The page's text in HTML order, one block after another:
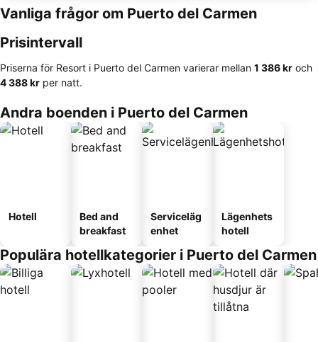
Vanliga frågor om Puerto del Carmen
Prisintervall
Priserna för Resort i Puerto del Carmen varierar mellan ‎1 386 kr och
‎4 388 kr per natt.
Andra boenden i Puerto del Carmen
Hotell
Bed and
breakfast
Serviceläg
enhet
Lägenhets
hotell
Populära hotellkategorier i Puerto del Carmen